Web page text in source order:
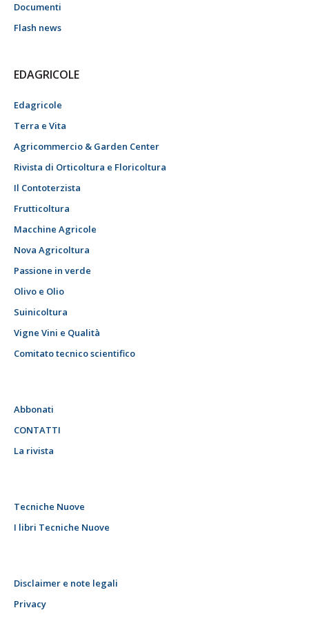
Documenti
Flash news
EDAGRICOLE
Edagricole
Terra e Vita
Agricommercio & Garden Center
Rivista di Orticoltura e Floricoltura
Il Contoterzista
Frutticoltura
Macchine Agricole
Nova Agricoltura
Passione in verde
Olivo e Olio
Suinicoltura
Vigne Vini e Qualità
Comitato tecnico scientifico
Abbonati
CONTATTI
La rivista
Tecniche Nuove
I libri Tecniche Nuove
Disclaimer e note legali
Privacy